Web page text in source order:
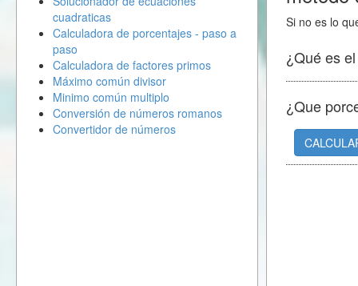
Si no es lo
¿Qué es
¿Que
cuadraticas
Calculadora de porcentajes - paso a
paso
Calculadora de factores primos
Máximo común divisor
Minimo común multiplo
Conversión de números romanos
Convertidor de números